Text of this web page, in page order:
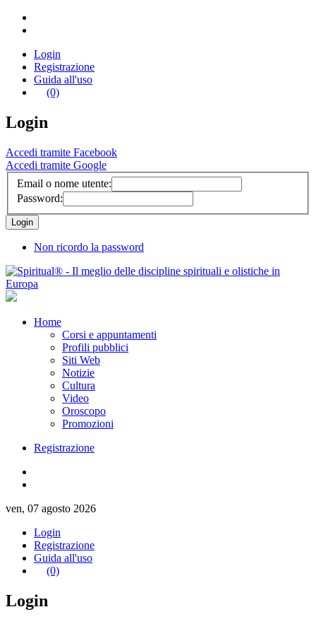
Login
Registrazione
Guida all'uso
(0)
Login
Accedi tramite Facebook
Accedi tramite Google
Email o nome utente:
Password:
Non ricordo la password
Home
Corsi e appuntamenti
Profili pubblici
Siti Web
Notizie
Cultura
Video
Oroscopo
Promozioni
Registrazione
ven, 07 agosto 2026
Login
Registrazione
Guida all'uso
(0)
Login